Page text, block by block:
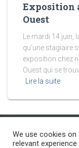
Exposition
Ouest
Le mardi 14
qu’une stagiaire
exposition chez
Ouest qui se
Lire la suite
ACCUEIL
We use cookies
relevant